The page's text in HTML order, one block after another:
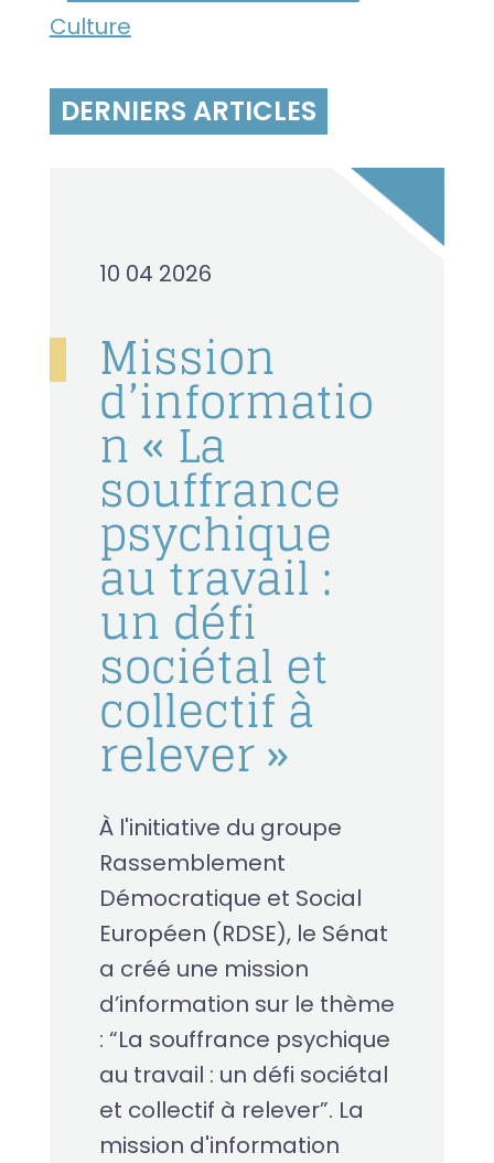
Culture
DERNIERS ARTICLES
10 04 2026
Mission
d’informatio
n « La
souffrance
psychique
au travail :
un défi
sociétal et
collectif à
relever »
À l'initiative du groupe
Rassemblement
Démocratique et Social
Européen (RDSE), le Sénat
a créé une mission
d’information sur le thème
: “La souffrance psychique
au travail : un défi sociétal
et collectif à relever”. La
mission d'information